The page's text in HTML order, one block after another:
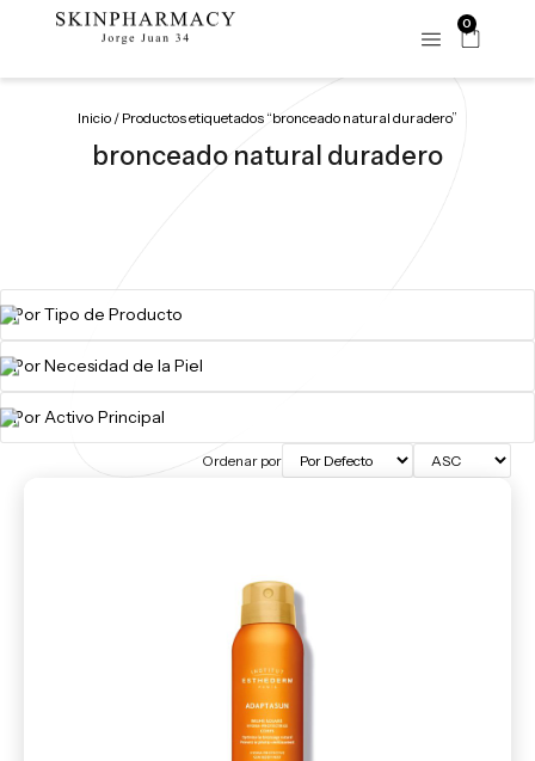
0
Inicio / Productos etiquetados “bronceado natural duradero”
bronceado natural duradero
Ordenar por